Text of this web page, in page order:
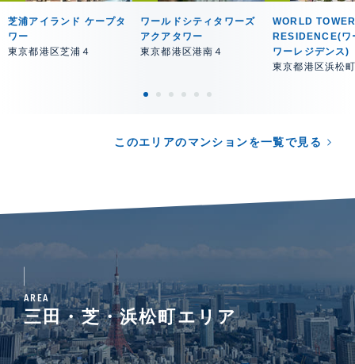
芝浦アイランド ケープタ
ワー
東京都港区芝浦４
ワールドシティタワーズ
アクアタワー
東京都港区港南４
WORLD
RESIDENCE(ワ
ワーレジデンス)
東京都港区浜松
このエリアのマンションを一覧で見る
AREA
三田・芝・浜松町エリア